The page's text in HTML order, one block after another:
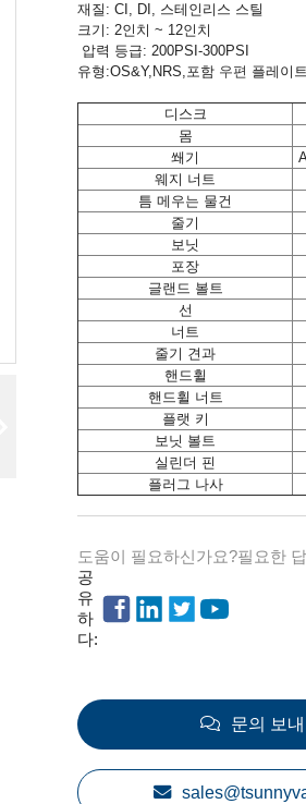
재질: CI, DI, 스테인리스 스틸
크기: 2인치 ~ 12인치
압력 등급: 200PSI-300PSI
유형:OS&Y,NRS,포함 우편 플레이
디스크
몸
쐐기
웨지 너트
틈 메우는 물건
줄기
보닛
포장
글랜드 볼트
선
너트
줄기 견과
핸드휠
핸드휠 너트
플랫 키
보닛 볼트
실린더 핀
플러그 나사
도움이 필요하신가요?필요한
공
유
하
다:
문의 보